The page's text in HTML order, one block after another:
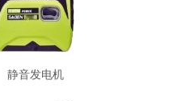
静音发电机